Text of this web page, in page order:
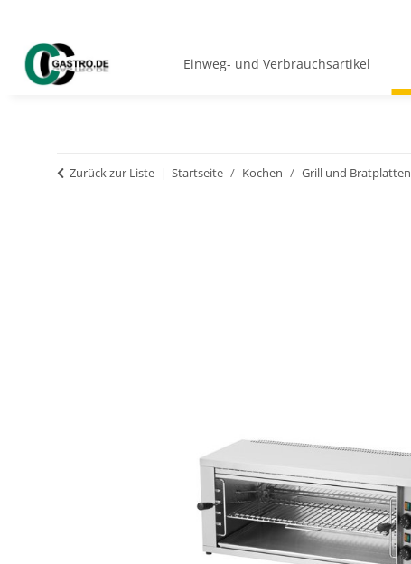
Einweg- und Verbrauchsartikel
Zurück zur Liste Startseite Kochen Grill und Bratplatten